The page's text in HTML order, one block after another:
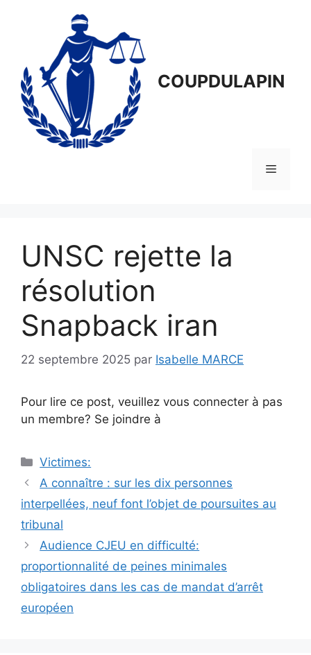
COUPDULAPIN
Menu
UNSC rejette la
résolution
Snapback iran
22 septembre 2025 par Isabelle MARCE
Pour lire ce post, veuillez vous connecter à pas
un membre? Se joindre à
Catégories
Victimes:
Navigation
des
articles
A connaître : sur les dix personnes
interpellées, neuf font l’objet de poursuites au
tribunal
Audience CJEU en difficulté:
proportionnalité de peines minimales
obligatoires dans les cas de mandat d’arrêt
européen